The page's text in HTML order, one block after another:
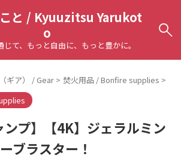
と / Kyuuzitsu Yarukot
o
じて、もっと自由に、もっと豊かに。
ギア） / Gear > 焚火用品 / Bonfire supplies >
プ】【4K】ジェラルミン
ブラスター！